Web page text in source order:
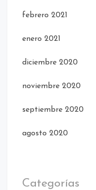
febrero 2021
enero 2021
diciembre 2020
noviembre 2020
septiembre 2020
agosto 2020
Categorías